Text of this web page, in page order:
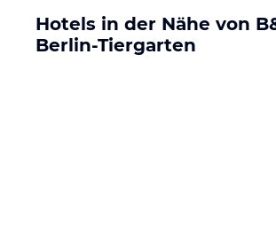
Hotels in der Nähe von
Berlin-Tiergarten